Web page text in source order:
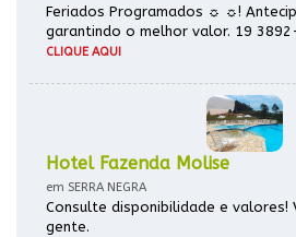
Feriados Programados ☼ ☼!
garantindo o melhor valor. 19
CLIQUE AQUI
Hotel Fazenda Molise
em SERRA NEGRA
Consulte disponibilidade e valores!
gente.